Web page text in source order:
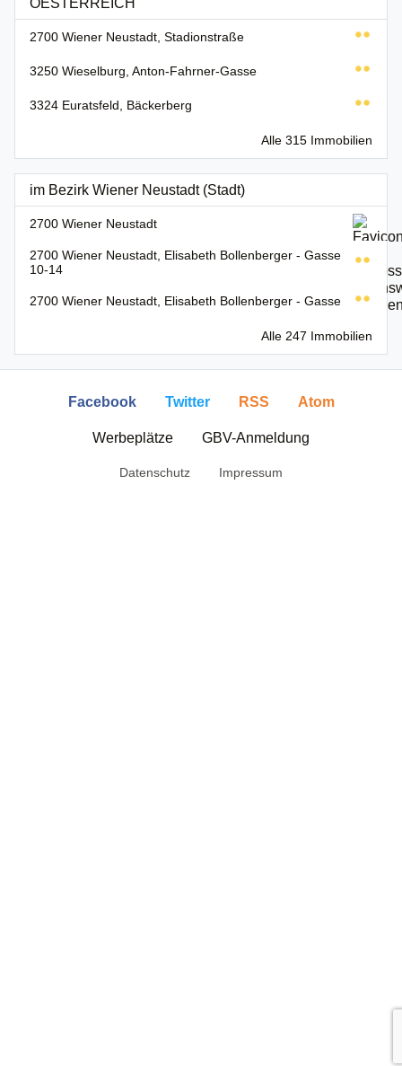
2700 Wiener Neustadt, Stadionstraße
3250 Wieselburg, Anton-Fahrner-Gasse
3324 Euratsfeld, Bäckerberg
Alle 315 Immobilien
im Bezirk Wiener Neustadt (Stadt)
2700 Wiener Neustadt
2700 Wiener Neustadt, Elisabeth Bollenberger - Gasse
10-14
2700 Wiener Neustadt, Elisabeth Bollenberger - Gasse
Alle 247 Immobilien
Facebook Twitter RSS Atom
Werbeplätze GBV-Anmeldung
Datenschutz Impressum